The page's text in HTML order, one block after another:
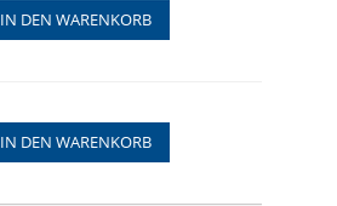
IN DEN WARENKORB
IN DEN WARENKORB